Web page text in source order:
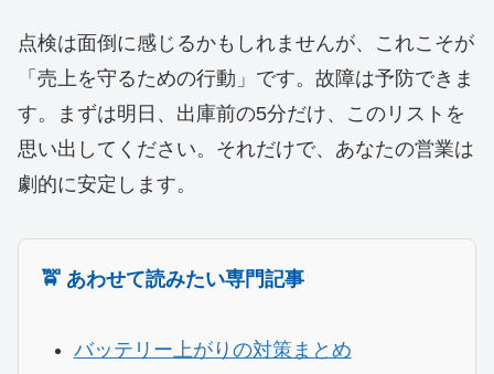
点検は面倒に感じるかもしれませんが、これこそが
「売上を守るための行動」です。故障は予防できま
す。まずは明日、出庫前の5分だけ、このリストを
思い出してください。それだけで、あなたの営業は
劇的に安定します。
🚖 あわせて読みたい専門記事
バッテリー上がりの対策まとめ